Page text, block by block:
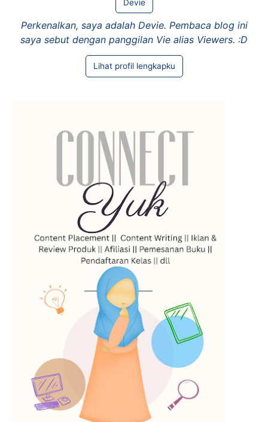
Devie
Perkenalkan, saya adalah Devie. Pembaca blog ini
saya sebut dengan panggilan Vie alias Viewers. :D
Lihat profil lengkapku